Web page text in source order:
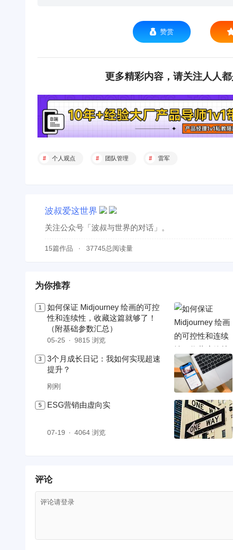
赞赏
更多精彩内容，请关注人人
个人观点 团队管理 雷军
波叔爱这世界
关注公众号「波叔与世界的对话」。
15篇作品 37745总阅读量
为你推荐
如何保证 Midjourney 绘画的可控
性和连续性，收藏这篇就够了！
（附基础参数汇总）
05-25 9815 浏览
3个月成长日记：我如何实现超速
提升？
刚刚
ESG营销由虚向实
07-19 4064 浏览
评论
评论请登录